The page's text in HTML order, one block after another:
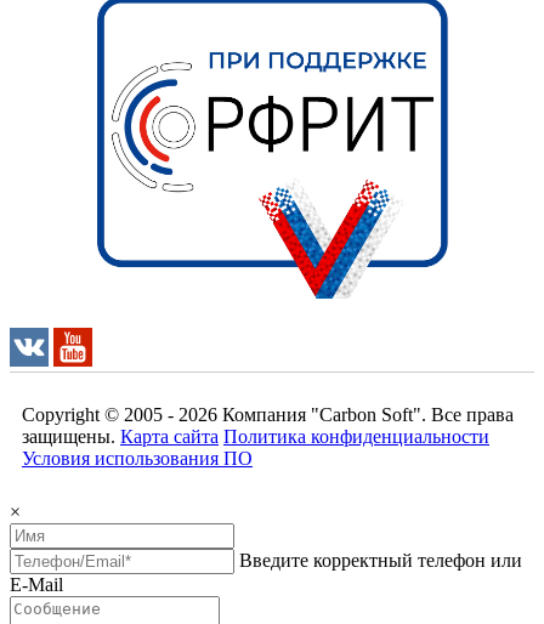
Copyright © 2005 - 2026 Компания "Carbon Soft". Все права
защищены. Карта сайта Политика конфиденциальности
Условия использования ПО
×
Введите корректный телефон или
E-Mail